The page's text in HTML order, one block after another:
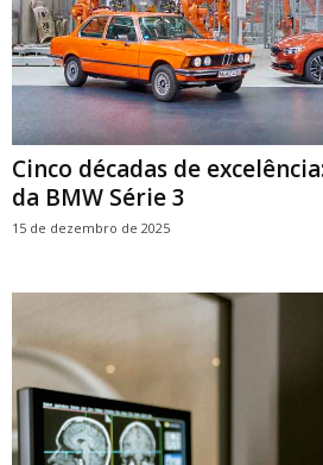
Cinco décadas de
da BMW Série 3
15 de dezembro de 2025